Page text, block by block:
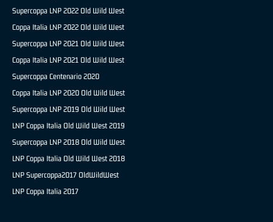
Supercoppa LNP 2022 Old Wild West
Coppa Italia LNP 2022 Old Wild West
Supercoppa LNP 2021 Old Wild West
Coppa Italia LNP 2021 Old Wild West
Supercoppa Centenario 2020
Coppa Italia LNP 2020 Old Wild West
Supercoppa LNP 2019 Old Wild West
LNP Coppa Italia Old Wild West 2019
Supercoppa LNP 2018 Old Wild West
LNP Coppa Italia Old Wild West 2018
LNP Supercoppa2017 OldWildWest
LNP Coppa Italia 2017